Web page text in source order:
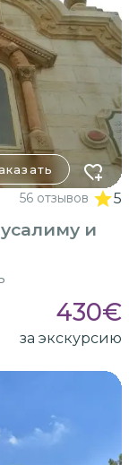
56 отзывов 5
и
430€
за экскурсию